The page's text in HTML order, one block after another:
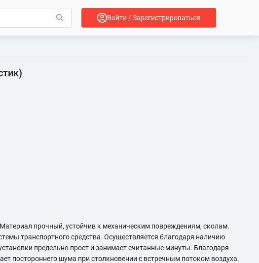
Войти / Зарегистрироваться
прочный, устойчив к механическим повреждениям, сколам.
транспортного средства. Осуществляется благодаря наличию
предельно прост и занимает считанные минуты. Благодаря
постороннего шума при столкновении с встречным потоком воздуха.